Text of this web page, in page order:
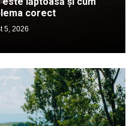
corect
5, 2026